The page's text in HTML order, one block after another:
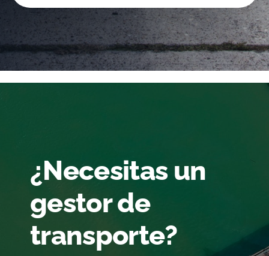
¿Necesitas un
gestor de
transporte?